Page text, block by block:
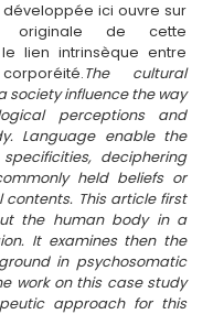
ici ouvre sur
originale de cette
lien intrinsèque entre
The cultural
society influence the way
perceptions and
Language enable the
deciphering
held beliefs or
This article first
the human body in a
It examines then the
in psychosomatic
work on this case study
approach for this